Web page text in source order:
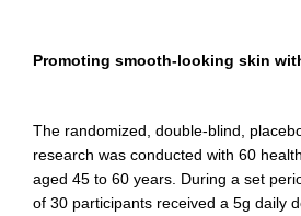
Promoting smooth-looking skin
The randomized, double-blind,
research was conducted with 60
aged 45 to 60 years. During a set
of 30 participants received a 5g daily